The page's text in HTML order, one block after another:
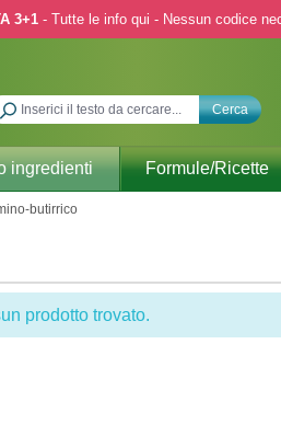
3+1- Tutte le info qui - Nessun codice
Cerca
ingredienti Formule/Ricette
butirrico
prodotto trovato.